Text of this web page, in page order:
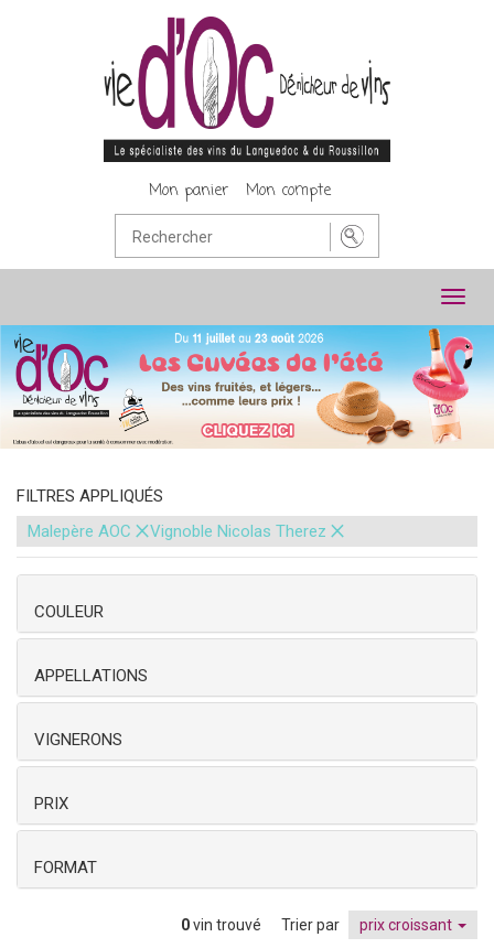
Mon panier Mon compte
FILTRES APPLIQUÉS
Malepère AOC ×Vignoble Nicolas Therez ×
COULEUR
APPELLATIONS
VIGNERONS
PRIX
FORMAT
0vin trouvé Trier par prix croissant